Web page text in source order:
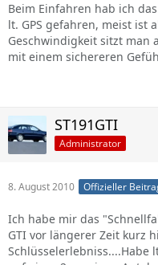
Beim Einfahren hab ich
lt. GPS gefahren, meist ist
Geschwindigkeit sitzt man
mit einem sichereren
ST191GTI
Administrator
8. August 2010 Offizieller
Ich habe mir das
GTI vor längerer Zeit kurz
Schlüsselerlebniss....Habe